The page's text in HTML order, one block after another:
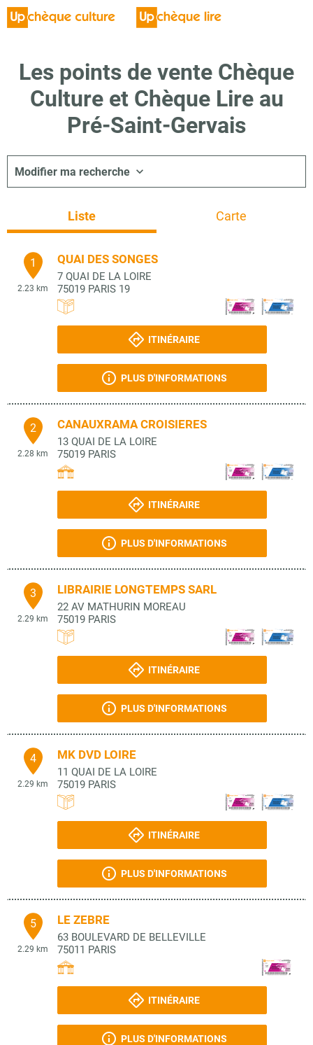
Les points de vente Chèque
Culture et Chèque Lire au
Pré-Saint-Gervais
Modifier ma recherche
Liste Carte
1
2.23 km
QUAI DES SONGES
7 QUAI DE LA LOIRE
75019 PARIS 19
ITINÉRAIRE
PLUS D'INFORMATIONS
2
2.28 km
CANAUXRAMA CROISIERES
13 QUAI DE LA LOIRE
75019 PARIS
ITINÉRAIRE
PLUS D'INFORMATIONS
3
2.29 km
LIBRAIRIE LONGTEMPS SARL
22 AV MATHURIN MOREAU
75019 PARIS
ITINÉRAIRE
PLUS D'INFORMATIONS
4
2.29 km
MK DVD LOIRE
11 QUAI DE LA LOIRE
75019 PARIS
ITINÉRAIRE
PLUS D'INFORMATIONS
5
2.29 km
LE ZEBRE
63 BOULEVARD DE BELLEVILLE
75011 PARIS
ITINÉRAIRE
PLUS D'INFORMATIONS